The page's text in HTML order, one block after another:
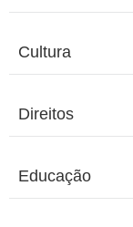
Cultura
Direitos
Educação